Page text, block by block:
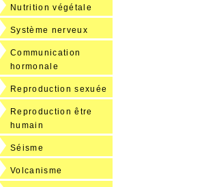
Nutrition végétale
Système nerveux
Communication
hormonale
Reproduction sexuée
Reproduction être
humain
Séisme
Volcanisme